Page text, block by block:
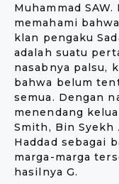
Muhammad
memahami
klan pengaku
adalah suatu
nasabnya palsu,
bahwa belum
semua. Dengan
menendang
Smith, Bin Syekh
Haddad sebagai
marga-marga
hasilnya G.